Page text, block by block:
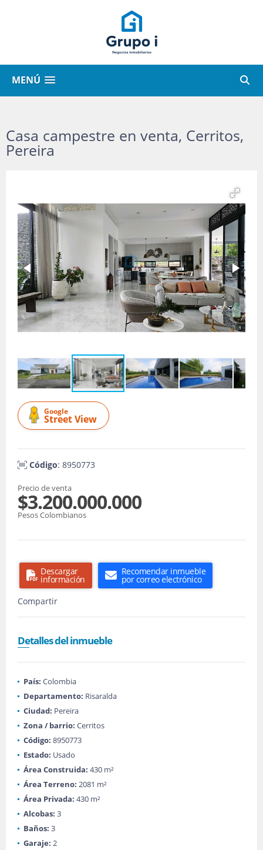
MENÚ
Casa campestre en venta, Cerritos,
Pereira
Google
Street View
Código: 8950773
Precio de venta
$3.200.000.000
Pesos Colombianos
Descargar
información
Recomendar inmueble
por correo electrónico
Compartir
Detalles del inmueble
País: Colombia
Departamento: Risaralda
Ciudad: Pereira
Zona / barrio: Cerritos
Código: 8950773
Estado: Usado
Área Construida: 430 m²
Área Terreno: 2081 m²
Área Privada: 430 m²
Alcobas: 3
Baños: 3
Garaje: 2